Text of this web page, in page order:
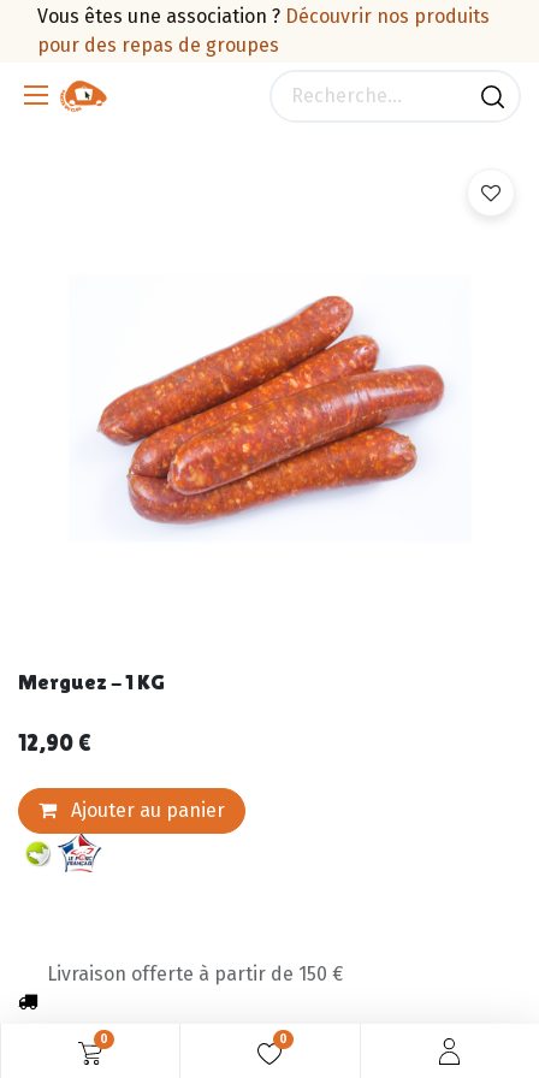
0 0
Vous êtes une association ? Découvrir nos produits
pour des repas de groupes
Merguez - 1 KG
12,90 €
Ajouter au panier
Livraison offerte à partir de 150 €